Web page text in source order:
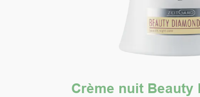
Crème nuit Beauty Diamonds